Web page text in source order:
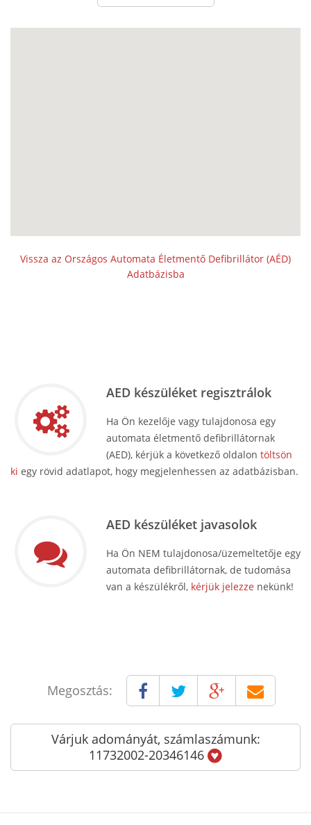
Vissza az Országos Automata Életmentő Defibrillátor (AÉD)
Adatbázisba
AED készüléket regisztrálok
Ha Ön kezelője vagy tulajdonosa egy
automata életmentő defibrillátornak
(AED), kérjük a következő oldalon töltsön
ki egy rövid adatlapot, hogy megjelenhessen az adatbázisban.
AED készüléket javasolok
Ha Ön NEM tulajdonosa/üzemeltetője egy
automata defibrillátornak, de tudomása
van a készülékről, kérjük jelezze nekünk!
Megosztás:
Várjuk adományát, számlaszámunk:
11732002-20346146